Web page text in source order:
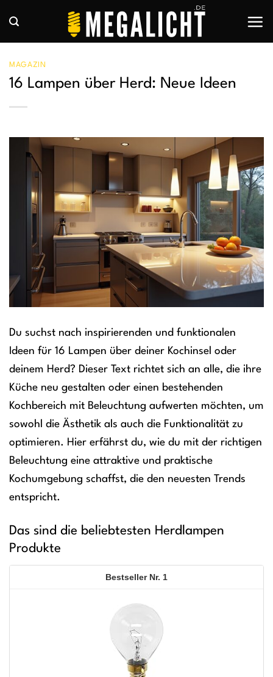
Inhalt
springen
MAGAZIN
16 Lampen über Herd: Neue Ideen
Du suchst nach inspirierenden und funktionalen
Ideen für 16 Lampen über deiner Kochinsel oder
deinem Herd? Dieser Text richtet sich an alle, die ihre
Küche neu gestalten oder einen bestehenden
Kochbereich mit Beleuchtung aufwerten möchten, um
sowohl die Ästhetik als auch die Funktionalität zu
optimieren. Hier erfährst du, wie du mit der richtigen
Beleuchtung eine attraktive und praktische
Kochumgebung schaffst, die den neuesten Trends
entspricht.
Das sind die beliebtesten Herdlampen
Produkte
1